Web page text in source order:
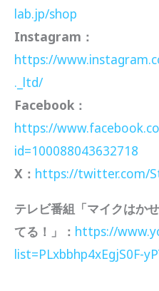
lab.jp/shop
Instagram：
https://
._ltd/
Facebook：
https://
id=100088043632718
X： https://twitter.com/
テレビ番組「マイクはか
てる！」： https://
list=PLxbbhp4xEgjS0F-